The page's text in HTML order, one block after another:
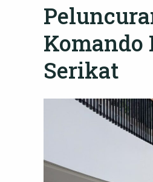
Komando
Serikat